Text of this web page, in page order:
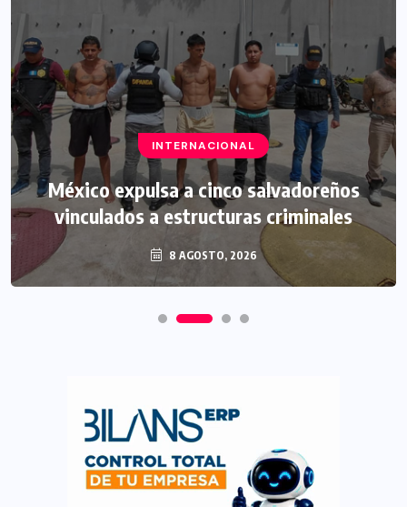
INTERNACIONAL
México expulsa a cinco salvadoreños
vinculados a estructuras criminales
8 AGOSTO, 2026